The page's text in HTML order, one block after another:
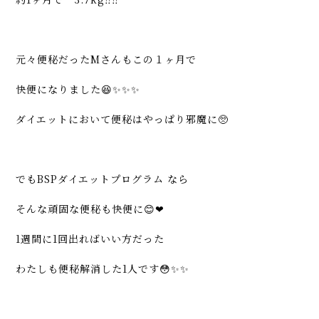
元々便秘だったMさんもこの１ヶ月で
快便になりました😆✨✨✨
ダイエットにおいて便秘はやっぱり邪魔に🥺
でもBSPダイエットプログラム なら
そんな頑固な便秘も快便に😊❤
1週間に1回出ればいい方だった
わたしも便秘解消した1人です😳✨✨